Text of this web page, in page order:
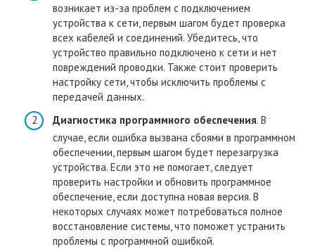
возникает из-за проблем с подключением
устройства к сети, первым шагом будет проверка
всех кабелей и соединений. Убедитесь, что
устройство правильно подключено к сети и нет
повреждений проводки. Также стоит проверить
настройку сети, чтобы исключить проблемы с
передачей данных.
Диагностика программного обеспечения. В
случае, если ошибка вызвана сбоями в программном
обеспечении, первым шагом будет перезагрузка
устройства. Если это не помогает, следует
проверить настройки и обновить программное
обеспечение, если доступна новая версия. В
некоторых случаях может потребоваться полное
восстановление системы, что поможет устранить
проблемы с программной ошибкой.